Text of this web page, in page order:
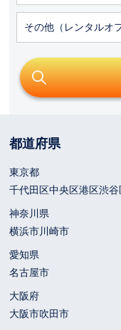
その他（レンタルオ
都道府県
東京都
千代田区中央区港区渋谷
神奈川県
横浜市川崎市
愛知県
名古屋市
大阪府
大阪市吹田市